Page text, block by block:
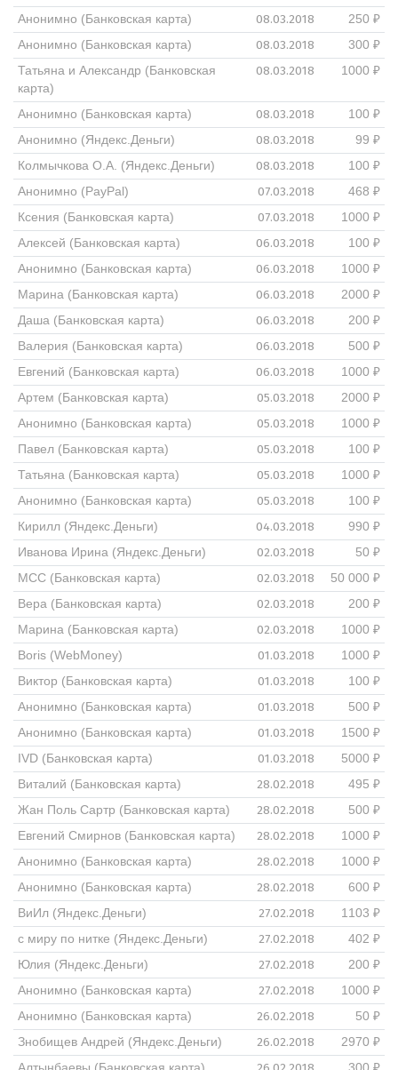
Анонимно (Банковская карта) 08.03.2018
250 ₽
Анонимно (Банковская карта)
08.03.2018
300 ₽
Татьяна и Александр (Банковская
карта)
08.03.2018 1000 ₽
Анонимно (Банковская карта) 08.03.2018
100 ₽
Анонимно (Яндекс.Деньги)
08.03.2018
99 ₽
Колмычкова О.А. (Яндекс.Деньги)
08.03.2018
100 ₽
Анонимно (PayPal)
07.03.2018
468 ₽
Ксения (Банковская карта)
07.03.2018
1000 ₽
Алексей (Банковская карта)
06.03.2018
100 ₽
Анонимно (Банковская карта)
06.03.2018
1000 ₽
Марина (Банковская карта)
06.03.2018
2000 ₽
Даша (Банковская карта)
06.03.2018
200 ₽
Валерия (Банковская карта)
06.03.2018
500 ₽
Евгений (Банковская карта)
06.03.2018
1000 ₽
Артем (Банковская карта)
05.03.2018
2000 ₽
Анонимно (Банковская карта)
05.03.2018
1000 ₽
Павел (Банковская карта)
05.03.2018
100 ₽
Татьяна (Банковская карта)
05.03.2018
1000 ₽
Анонимно (Банковская карта)
05.03.2018
100 ₽
Кирилл (Яндекс.Деньги)
04.03.2018
990 ₽
Иванова Ирина (Яндекс.Деньги)
02.03.2018
50 ₽
МСС (Банковская карта)
02.03.2018
50 000 ₽
Вера (Банковская карта)
02.03.2018
200 ₽
Марина (Банковская карта)
02.03.2018
1000 ₽
Boris (WebMoney)
01.03.2018
1000 ₽
Виктор (Банковская карта)
01.03.2018
100 ₽
Анонимно (Банковская карта)
01.03.2018
500 ₽
Анонимно (Банковская карта)
01.03.2018
1500 ₽
IVD (Банковская карта)
01.03.2018
5000 ₽
Виталий (Банковская карта)
28.02.2018
495 ₽
Жан Поль Сартр (Банковская карта)
28.02.2018
500 ₽
Евгений Смирнов (Банковская карта)
28.02.2018
1000 ₽
Анонимно (Банковская карта)
28.02.2018
1000 ₽
Анонимно (Банковская карта)
28.02.2018
600 ₽
ВиИл (Яндекс.Деньги)
27.02.2018
1103 ₽
с миру по нитке (Яндекс.Деньги)
27.02.2018
402 ₽
Юлия (Яндекс.Деньги)
27.02.2018
200 ₽
Анонимно (Банковская карта)
27.02.2018
1000 ₽
Анонимно (Банковская карта)
26.02.2018
50 ₽
Знобищев Андрей (Яндекс.Деньги)
26.02.2018
2970 ₽